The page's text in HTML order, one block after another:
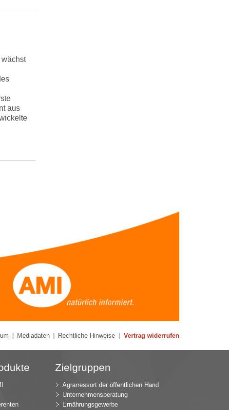
aus
Mediadaten Rechtliche Hinweise Vertrag widerrufen
Zielgruppen
Agrarressort der öffentlichen Hand
Unternehmensberatung
Ernährungsgewerbe